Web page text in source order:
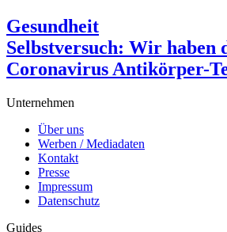
Gesundheit
Selbstversuch: Wir haben
Coronavirus Antikörper-
Unternehmen
Über uns
Werben / Mediadaten
Kontakt
Presse
Impressum
Datenschutz
Guides